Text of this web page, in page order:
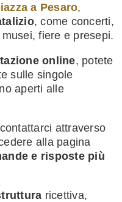
a Pesaro,
, come concerti,
fiere e presepi.
online, potete
sulle singole
aperti alle
attraverso
alla pagina
e risposte più
ricettiva,